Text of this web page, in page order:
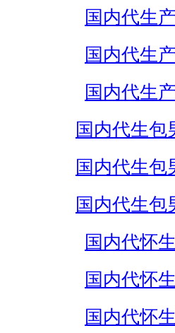
国内代生
国内代生
国内代生
国内代生包
国内代生包
国内代生包
国内代怀
国内代怀
国内代怀